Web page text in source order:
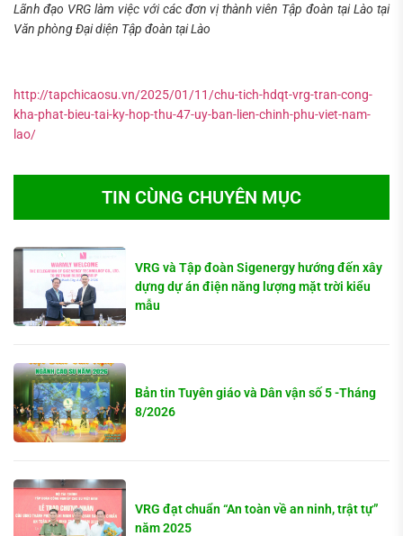
Lãnh đạo VRG làm việc với các đơn vị thành viên Tập đoàn tại Lào tại
Văn phòng Đại diện Tập đoàn tại Lào
http://tapchicaosu.vn/2025/01/11/chu-tich-hdqt-vrg-tran-cong-
kha-phat-bieu-tai-ky-hop-thu-47-uy-ban-lien-chinh-phu-viet-nam-
lao/
TIN CÙNG CHUYÊN MỤC
VRG và Tập đoàn Sigenergy hướng đến xây
dựng dự án điện năng lượng mặt trời kiểu
mẫu
Bản tin Tuyên giáo và Dân vận số 5 -Tháng
8/2026
VRG đạt chuẩn “An toàn về an ninh, trật tự”
năm 2025